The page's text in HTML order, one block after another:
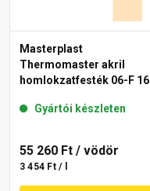
Masterplast
Thermomaster akril
homlokzatfesték 06-F 16 l
Gyártói készleten
55 260 Ft / vödör
3 454 Ft / l